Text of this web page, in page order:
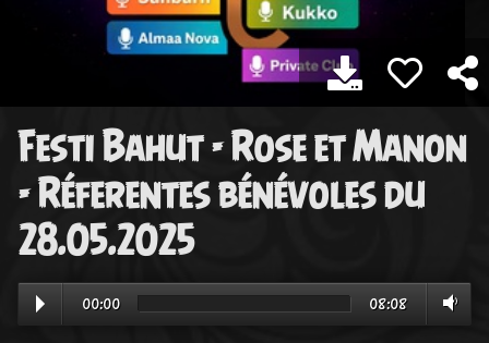
Festi Bahut - Rose et Manon
- Réferentes bénévoles du
28.05.2025
00:00 08:08